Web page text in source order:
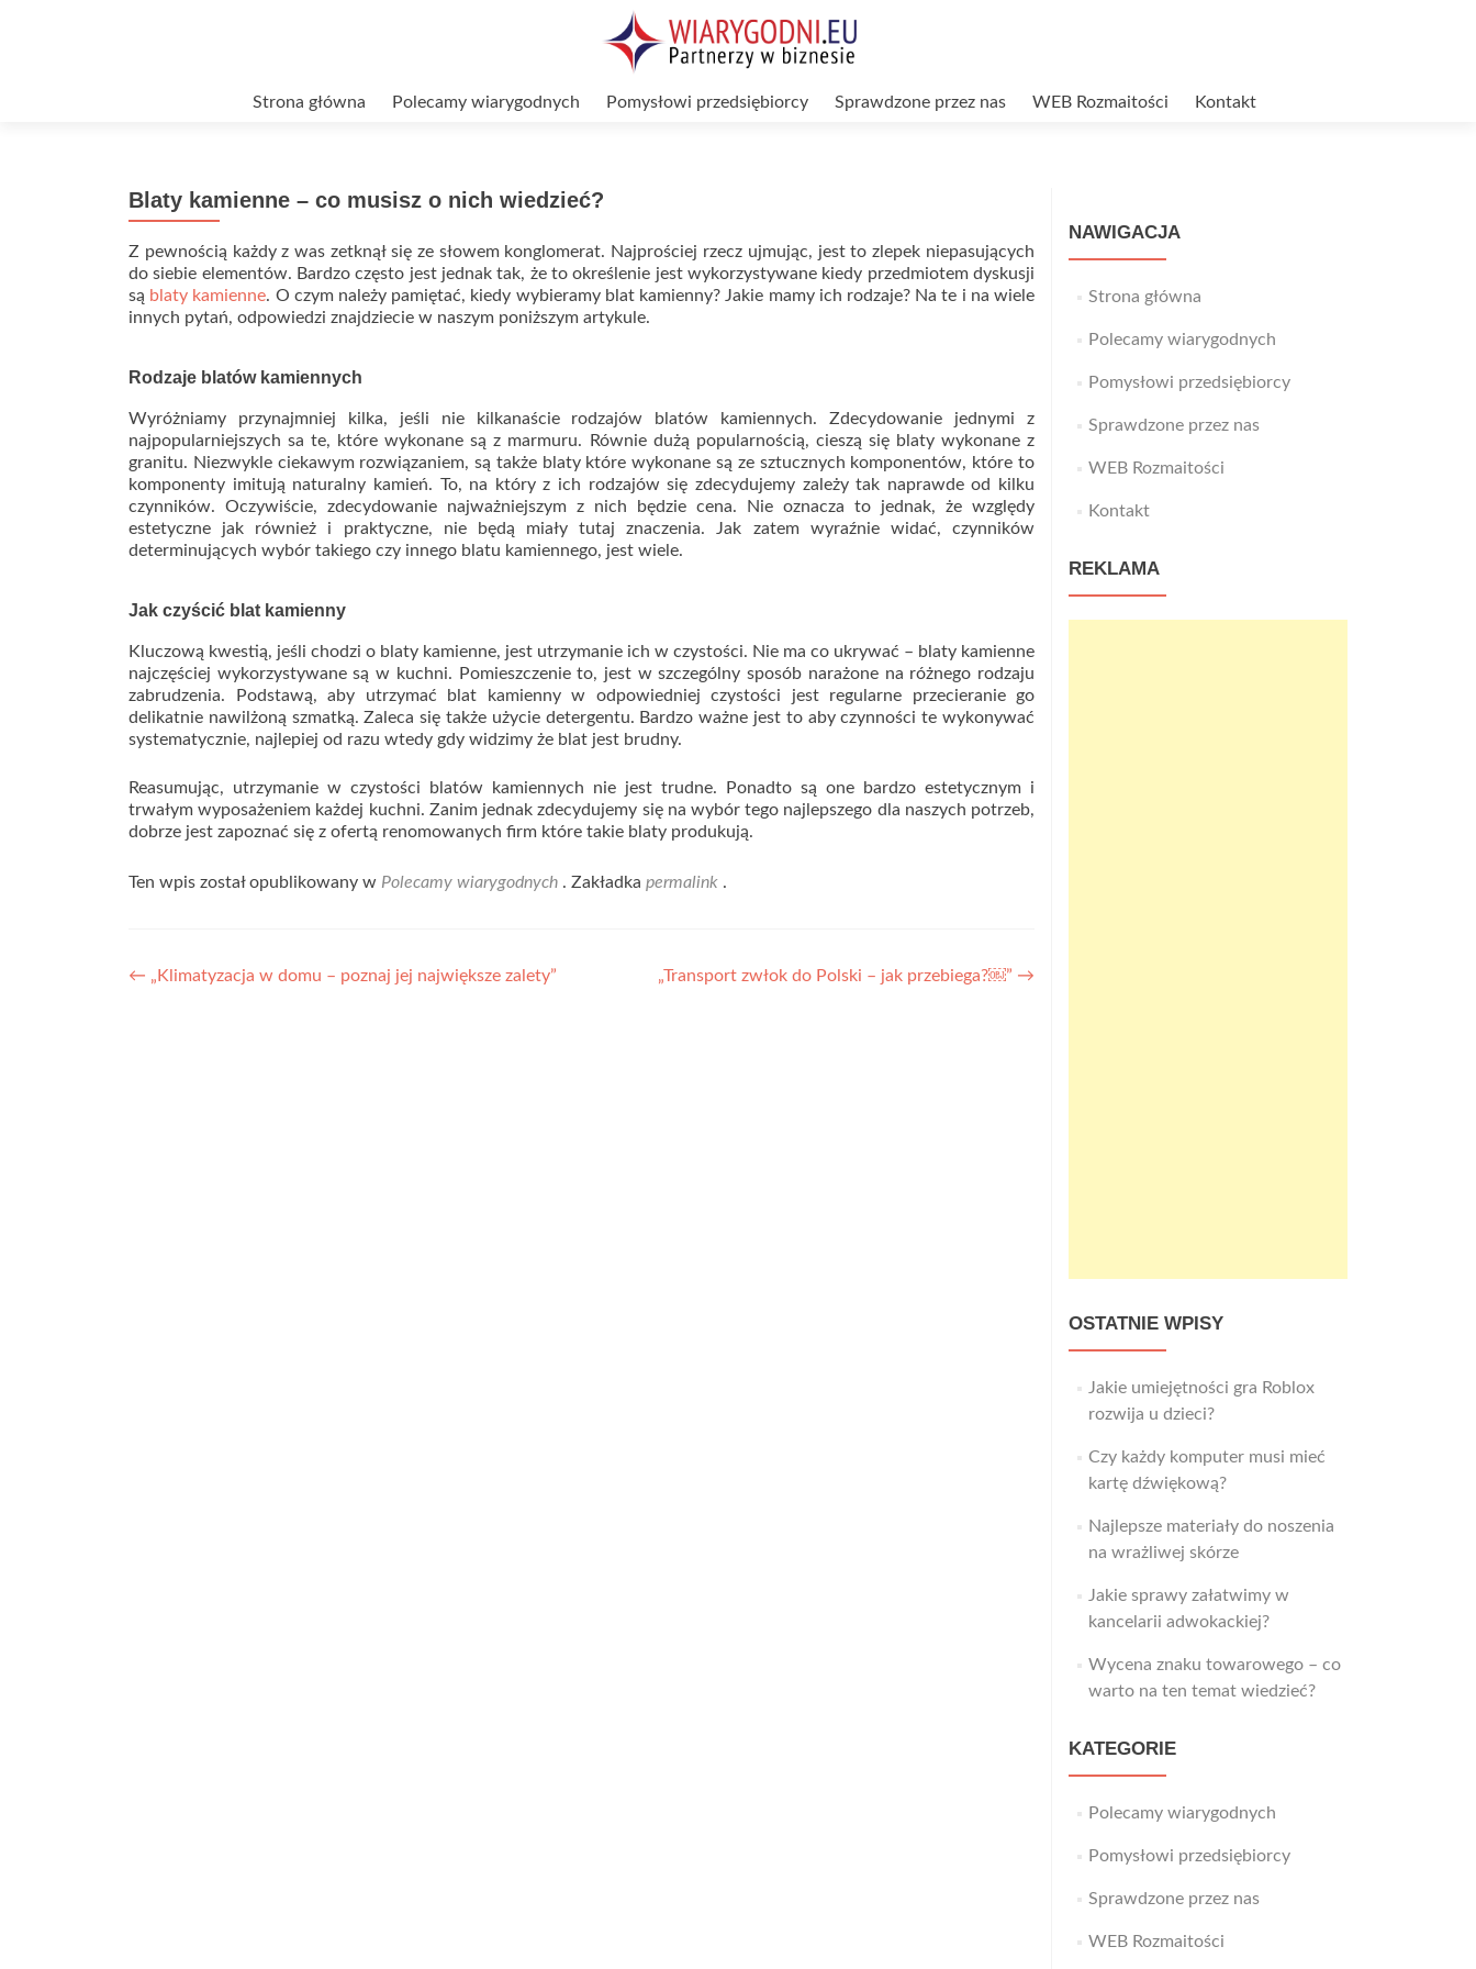
Strona główna Polecamy wiarygodnych Pomysłowi przedsiębiorcy Sprawdzone przez nas WEB Rozmaitości Kontakt
Blaty kamienne – co musisz o nich wiedzieć?
Z pewnością każdy z was zetknął się ze słowem konglomerat. Najprościej rzecz ujmując, jest to zlepek niepasujących
do siebie elementów. Bardzo często jest jednak tak, że to określenie jest wykorzystywane kiedy przedmiotem dyskusji
są blaty kamienne. O czym należy pamiętać, kiedy wybieramy blat kamienny? Jakie mamy ich rodzaje? Na te i na wiele
innych pytań, odpowiedzi znajdziecie w naszym poniższym artykule.
Rodzaje blatów kamiennych
Wyróżniamy przynajmniej kilka, jeśli nie kilkanaście rodzajów blatów kamiennych. Zdecydowanie jednymi z
najpopularniejszych sa te, które wykonane są z marmuru. Równie dużą popularnością, cieszą się blaty wykonane z
granitu. Niezwykle ciekawym rozwiązaniem, są także blaty które wykonane są ze sztucznych komponentów, które to
komponenty imitują naturalny kamień. To, na który z ich rodzajów się zdecydujemy zależy tak naprawde od kilku
czynników. Oczywiście, zdecydowanie najważniejszym z nich będzie cena. Nie oznacza to jednak, że względy
estetyczne jak również i praktyczne, nie będą miały tutaj znaczenia. Jak zatem wyraźnie widać, czynników
determinujących wybór takiego czy innego blatu kamiennego, jest wiele.
Jak czyścić blat kamienny
Kluczową kwestią, jeśli chodzi o blaty kamienne, jest utrzymanie ich w czystości. Nie ma co ukrywać – blaty kamienne
najczęściej wykorzystywane są w kuchni. Pomieszczenie to, jest w szczególny sposób narażone na różnego rodzaju
zabrudzenia. Podstawą, aby utrzymać blat kamienny w odpowiedniej czystości jest regularne przecieranie go
delikatnie nawilżoną szmatką. Zaleca się także użycie detergentu. Bardzo ważne jest to aby czynności te wykonywać
systematycznie, najlepiej od razu wtedy gdy widzimy że blat jest brudny.
Reasumując, utrzymanie w czystości blatów kamiennych nie jest trudne. Ponadto są one bardzo estetycznym i
trwałym wyposażeniem każdej kuchni. Zanim jednak zdecydujemy się na wybór tego najlepszego dla naszych potrzeb,
dobrze jest zapoznać się z ofertą renomowanych firm które takie blaty produkują.
Ten wpis został opublikowany w Polecamy wiarygodnych . Zakładka permalink .
Nawigacja
← „Klimatyzacja w domu – poznaj jej największe zalety” „Transport zwłok do Polski – jak przebiega?￼” →
NAWIGACJA
Strona główna
Polecamy wiarygodnych
Pomysłowi przedsiębiorcy
Sprawdzone przez nas
WEB Rozmaitości
Kontakt
REKLAMA
OSTATNIE WPISY
Jakie umiejętności gra Roblox
rozwija u dzieci?
Czy każdy komputer musi mieć
kartę dźwiękową?
Najlepsze materiały do noszenia
na wrażliwej skórze
Jakie sprawy załatwimy w
kancelarii adwokackiej?
Wycena znaku towarowego – co
warto na ten temat wiedzieć?
KATEGORIE
Polecamy wiarygodnych
Pomysłowi przedsiębiorcy
Sprawdzone przez nas
WEB Rozmaitości